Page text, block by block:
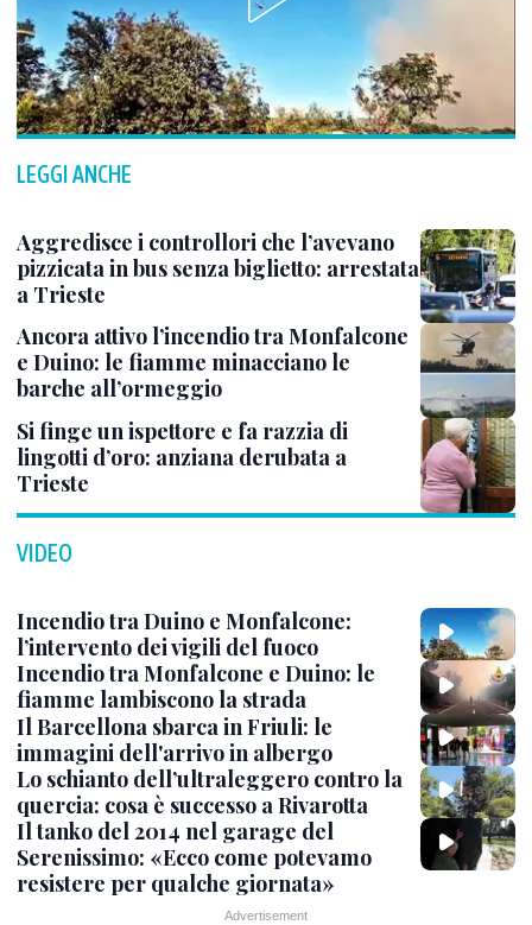
LEGGI ANCHE
Aggredisce i controllori che l’avevano
pizzicata in bus senza biglietto: arrestata
a Trieste
Ancora attivo l’incendio tra Monfalcone
e Duino: le fiamme minacciano le
barche all’ormeggio
Si finge un ispettore e fa razzia di
lingotti d’oro: anziana derubata a
Trieste
VIDEO
Incendio tra Duino e Monfalcone:
l’intervento dei vigili del fuoco
Incendio tra Monfalcone e Duino: le
fiamme lambiscono la strada
Il Barcellona sbarca in Friuli: le
immagini dell'arrivo in albergo
Lo schianto dell’ultraleggero contro la
quercia: cosa è successo a Rivarotta
Il tanko del 2014 nel garage del
Serenissimo: «Ecco come potevamo
resistere per qualche giornata»